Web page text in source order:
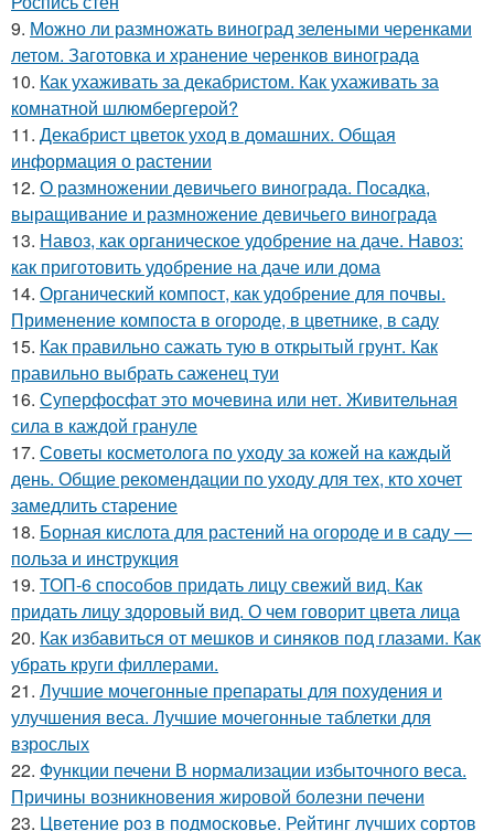
9. Можно ли размножать виноград зелеными черенками
летом. Заготовка и хранение черенков винограда
10. Как ухаживать за декабристом. Как ухаживать за
комнатной шлюмбергерой?
11. Декабрист цветок уход в домашних. Общая
информация о растении
12. О размножении девичьего винограда. Посадка,
выращивание и размножение девичьего винограда
13. Навоз, как органическое удобрение на даче. Навоз:
как приготовить удобрение на даче или дома
14. Органический компост, как удобрение для почвы.
Применение компоста в огороде, в цветнике, в саду
15. Как правильно сажать тую в открытый грунт. Как
правильно выбрать саженец туи
16. Суперфосфат это мочевина или нет. Живительная
сила в каждой грануле
17. Советы косметолога по уходу за кожей на каждый
день. Общие рекомендации по уходу для тех, кто хочет
замедлить старение
18. Борная кислота для растений на огороде и в саду —
польза и инструкция
19. ТОП-6 способов придать лицу свежий вид. Как
придать лицу здоровый вид. О чем говорит цвета лица
20. Как избавиться от мешков и синяков под глазами. Как
убрать круги филлерами.
21. Лучшие мочегонные препараты для похудения и
улучшения веса. Лучшие мочегонные таблетки для
взрослых
22. Функции печени В нормализации избыточного веса.
Причины возникновения жировой болезни печени
23. Цветение роз в подмосковье. Рейтинг лучших сортов